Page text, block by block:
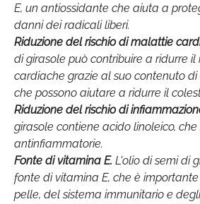
E, un antiossidante che aiuta a
danni dei radicali liberi.
Riduzione del rischio di malattie
di girasole può contribuire a ridurre
cardiache grazie al suo contenuto di
che possono aiutare a ridurre il
Riduzione del rischio di
girasole contiene acido linoleico,
antinfiammatorie.
Fonte di vitamina E. L'olio di semi di
fonte di vitamina E, che è
pelle, del sistema immunitario e